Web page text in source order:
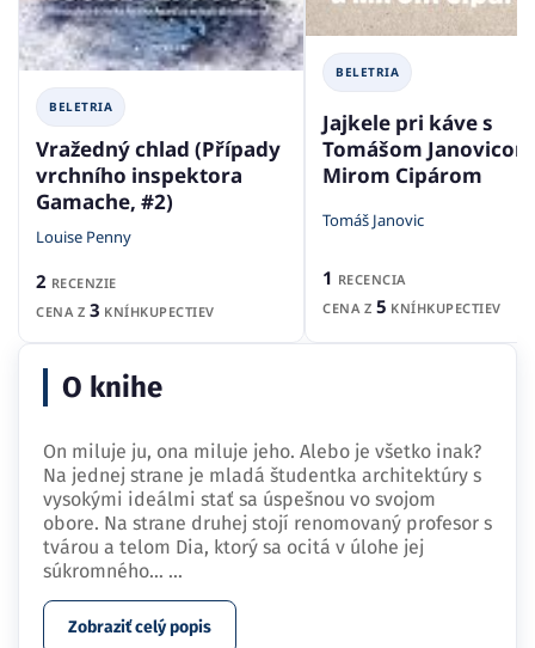
BELETRIA
Vražedný chlad (Případy
vrchního inspektora
Gamache, #2)
Louise Penny
2 RECENZIE
CENA Z 3 KNÍHKUPECTIEV
BELETRIA
Jajkele pri káve s
Tomášom
Mirom Cipárom
Tomáš Janovic
1 RECENCIA
CENA Z 5 KNÍHKUPECTIEV
O knihe
On miluje ju, ona miluje jeho. Alebo je všetko inak?
Na jednej strane je mladá študentka architektúry s
vysokými ideálmi stať sa úspešnou vo svojom
obore. Na strane druhej stojí renomovaný profesor s
tvárou a telom Dia, ktorý sa ocitá v úlohe jej
súkromného… ...
Zobraziť celý popis